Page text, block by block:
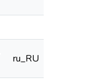
ru_RU